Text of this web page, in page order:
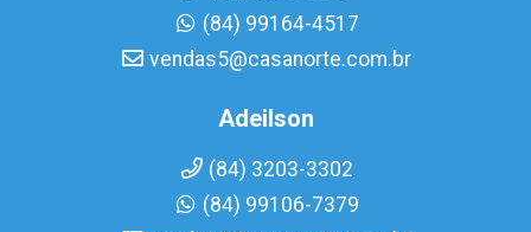
(84) 99164-4517
vendas5@casanorte.com.br
Adeilson
(84) 3203-3302
(84) 99106-7379